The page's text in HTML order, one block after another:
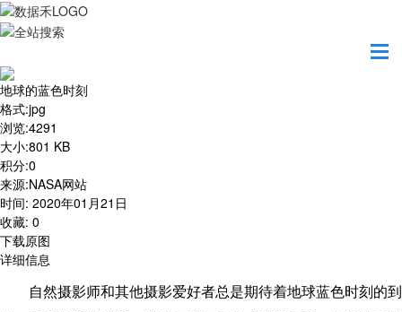
地球的蓝色时刻
格式:jpg
浏览:4291
大小:801 KB
积分:0
来源:NASA网站
时间: 2020年01月21日
收藏: 0
下载原图
详细信息
自然摄影师和其他摄影爱好者总是期待着地球蓝色时刻的到